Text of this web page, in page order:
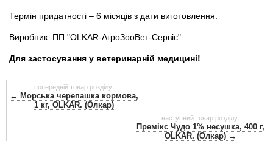
Термін придатності – 6 місяців з дати виготовлення.
Виробник: ПП "OLKAR-АгроЗооВет-Сервіс".
Для застосування у ветеринарній медицині!
попередній товар розділу:
← Морська черепашка кормова,
1 кг, OLKAR. (Олкар)
наступний товар розділу:
Премікс Чудо 1% несушка, 400 г,
OLKAR. (Олкар) →